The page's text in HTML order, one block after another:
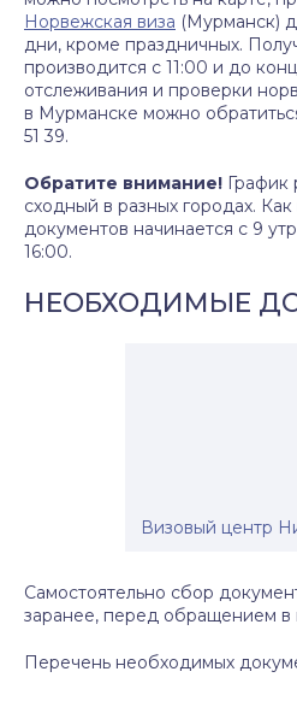
Норвежская виза (Мурманск)
дни, кроме праздничных.
производится с 11:00 и до
отслеживания и проверки
в Мурманске можно
51 39.
Обратите внимание!
сходный в разных городах.
документов начинается с 9
16:00.
НЕОБХОДИМЫЕ
Визовый центр
Самостоятельно сбор
заранее, перед обращением в
Перечень необходимых